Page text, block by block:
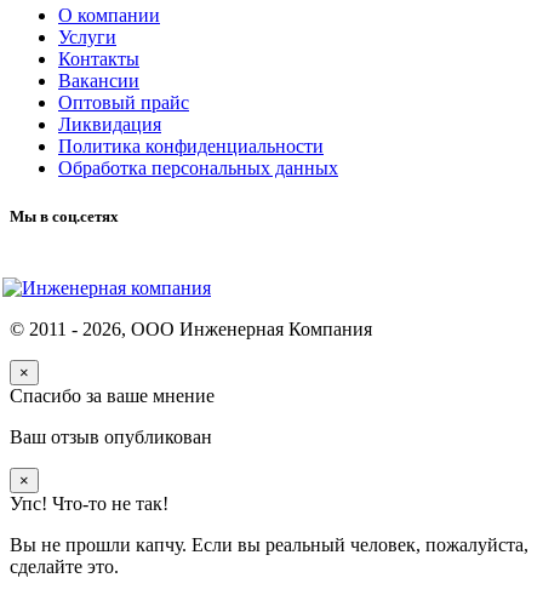
О компании
Услуги
Контакты
Вакансии
Оптовый прайс
Ликвидация
Политика конфиденциальности
Обработка персональных данных
Мы в соц.сетях
© 2011 - 2026, ООО Инженерная Компания
×
Спасибо за ваше мнение
Ваш отзыв опубликован
×
Упс! Что-то не так!
Вы не прошли капчу. Если вы реальный человек, пожалуйста,
сделайте это.